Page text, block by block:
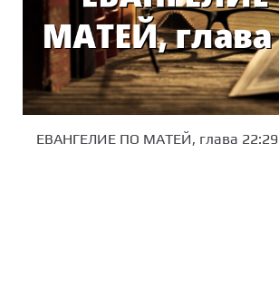
ЕВАНГЕЛИЕ ПО МАТЕЙ, глава 22:29